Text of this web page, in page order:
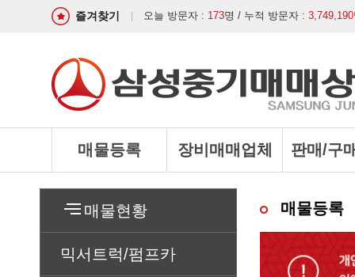
즐겨찾기 오늘 방문자 : 173명 / 누적 방문자 : 3,749,190
매물등록 장비매매업체 판매/구
매물현황
믹서트럭/펌프카
매물등록